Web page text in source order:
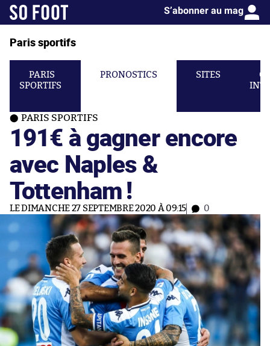
S’abonner au mag
Paris sportifs
PARIS
SPORTIFS
PRONOSTICS SITES
PARIS SPORTIFS
191€ à gagner encore
avec Naples &
Tottenham !
LE DIMANCHE 27 SEPTEMBRE 2020 À 09:15 0